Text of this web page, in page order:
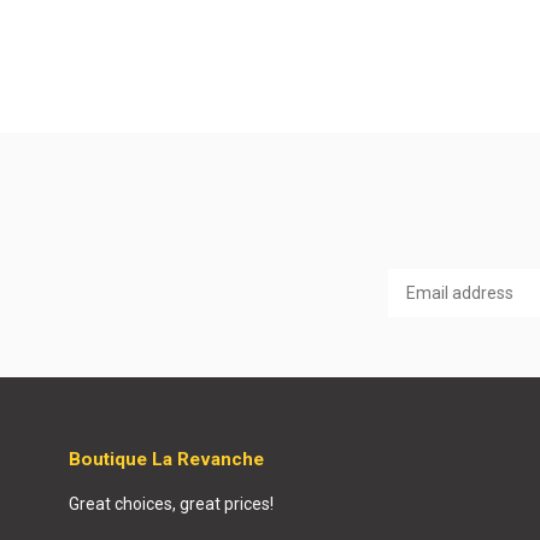
Boutique La Revanche
Great choices, great prices!